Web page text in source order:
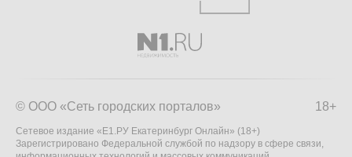
18+
© ООО «Сеть городских порталов»
Сетевое издание «Е1.РУ Екатеринбург Онлайн» (18+)
Зарегистрировано Федеральной службой по надзору в сфере связи,